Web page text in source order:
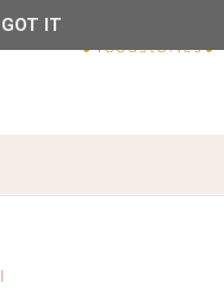
GOT IT